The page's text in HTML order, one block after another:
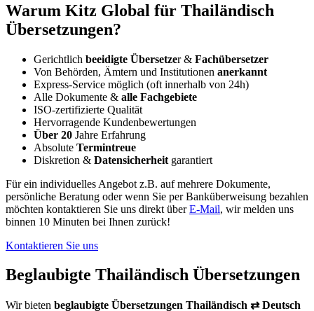
Warum Kitz Global für Thailändisch
Übersetzungen?
Gerichtlich beeidigte Übersetzer & Fachübersetzer
Von Behörden, Ämtern und Institutionen anerkannt
Express-Service möglich (oft innerhalb von 24h)
Alle Dokumente & alle Fachgebiete
ISO-zertifizierte Qualität
Hervorragende Kundenbewertungen
Über 20 Jahre Erfahrung
Absolute Termintreue
Diskretion & Datensicherheit garantiert
Für ein individuelles Angebot z.B. auf mehrere Dokumente,
persönliche Beratung oder wenn Sie per Banküberweisung bezahlen
möchten kontaktieren Sie uns direkt überE-Mail, wir melden uns
binnen 10 Minuten bei Ihnen zurück!
Kontaktieren Sie uns
Beglaubigte Thailändisch Übersetzungen
Wir bieten beglaubigte Übersetzungen Thailändisch ⇄ Deutsch